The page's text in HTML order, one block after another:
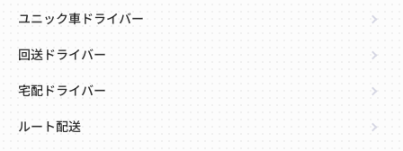
ユニック車ドライバー
回送ドライバー
宅配ドライバー
ルート配送